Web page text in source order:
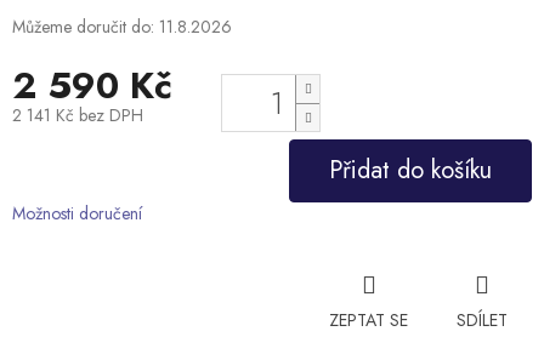
Můžeme doručit do: 11.8.2026
2 590 Kč
2 141 Kč bez DPH
Přidat do košíku
Možnosti doručení
ZEPTAT SE
SDÍLET